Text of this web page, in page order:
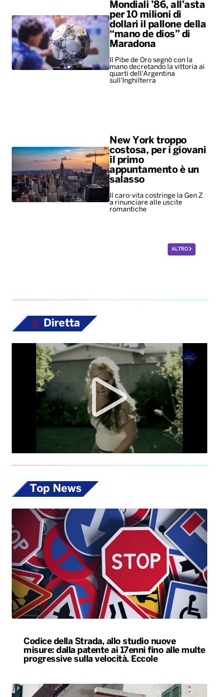
Mondiali ’86, all’asta
per 10 milioni di
dollari il pallone della
“mano de dios” di
Maradona
Il Pibe de Oro segnò con la
mano decretando la vittoria ai
quarti dell'Argentina
sull'Inghilterra
New York troppo
costosa, per i giovani
il primo
appuntamento è un
salasso
Il caro-vita costringe la Gen Z
a rinunciare alle uscite
romantiche
ALTRO
Diretta
Top News
Codice della Strada, allo studio nuove
misure: dalla patente ai 17enni fino alle multe
progressive sulla velocità. Eccole